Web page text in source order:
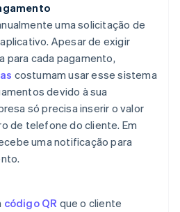
uma solicitação de
Apesar de exigir
para cada pagamento,
costumam usar esse sistema
devido à sua
só precisa inserir o valor
de telefone do cliente. Em
uma notificação para
código QR que o cliente